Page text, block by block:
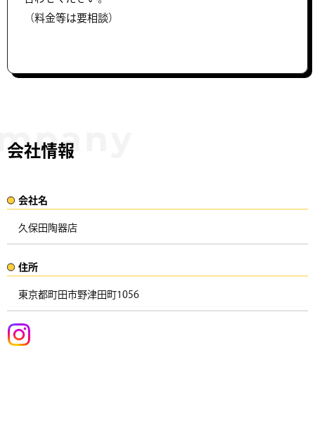
（料金等は要相談）
会社情報
会社名​
久保田陶器店
住所​​
東京都町田市野津田町1056 ​